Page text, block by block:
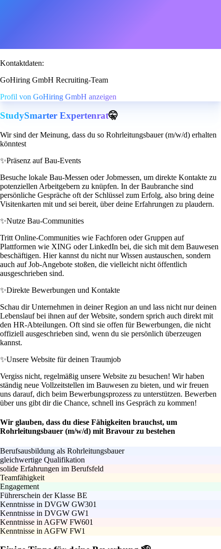
Kontaktdaten:
GoHiring GmbH Recruiting-Team
Profil von GoHiring GmbH anzeigen
StudySmarter Expertenrat🤫
Wir sind der Meinung, dass du so Rohrleitungsbauer (m/w/d) erhalten
könntest
✨Präsenz auf Bau-Events
Besuche lokale Bau-Messen oder Jobmessen, um direkte Kontakte zu
potenziellen Arbeitgebern zu knüpfen. In der Baubranche sind
persönliche Gespräche oft der Schlüssel zum Erfolg, also bring deine
Visitenkarten mit und sei bereit, über deine Erfahrungen zu plaudern.
✨Nutze Bau-Communities
Tritt Online-Communities wie Fachforen oder Gruppen auf
Plattformen wie XING oder LinkedIn bei, die sich mit dem Bauwesen
beschäftigen. Hier kannst du nicht nur Wissen austauschen, sondern
auch auf Job-Angebote stoßen, die vielleicht nicht öffentlich
ausgeschrieben sind.
✨Direkte Bewerbungen und Kontakte
Schau dir Unternehmen in deiner Region an und lass nicht nur deinen
Lebenslauf bei ihnen auf der Website, sondern sprich auch direkt mit
den HR-Abteilungen. Oft sind sie offen für Bewerbungen, die nicht
offiziell ausgeschrieben sind, wenn du sie persönlich überzeugen
kannst.
✨Unsere Website für deinen Traumjob
Vergiss nicht, regelmäßig unsere Website zu besuchen! Wir haben
ständig neue Vollzeitstellen im Bauwesen zu bieten, und wir freuen
uns darauf, dich beim Bewerbungsprozess zu unterstützen. Bewerben
über uns gibt dir die Chance, schnell ins Gespräch zu kommen!
Wir glauben, dass du diese Fähigkeiten brauchst, um
Rohrleitungsbauer (m/w/d) mit Bravour zu bestehen
Berufsausbildung als Rohrleitungsbauer
gleichwertige Qualifikation
solide Erfahrungen im Berufsfeld
Teamfähigkeit
Engagement
Führerschein der Klasse BE
Kenntnisse in DVGW GW301
Kenntnisse in DVGW GW1
Kenntnisse in AGFW FW601
Kenntnisse in AGFW FW1